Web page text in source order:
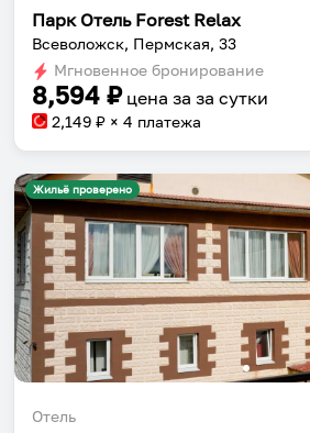
Парк Отель Forest Relax
Всеволожск, Пермская, 33
Мгновенное бронирование
8,594 ₽ цена за за сутки
2,149 ₽ × 4 платежа
Жильё проверено
Отель